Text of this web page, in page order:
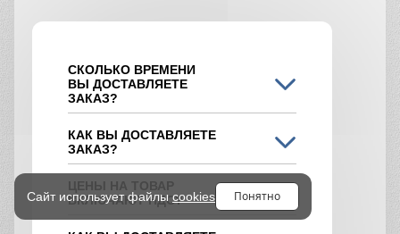
СКОЛЬКО ВРЕМЕНИ
ВЫ ДОСТАВЛЯЕТЕ
ЗАКАЗ?
КАК ВЫ ДОСТАВЛЯЕТЕ
ЗАКАЗ?
ЦЕНЫ НА ТОВАР
ВКЛЮЧАЮТ НДС?
Сайт использует файлыcookies Понятно